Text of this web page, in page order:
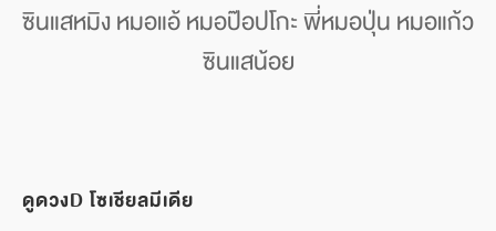
ซินแสหมิง หมอแอ้ หมอป๊อปโกะ พี่หมอปุ่น หมอแก้ว
ซินแสน้อย
ดูดวงD โซเชียลมีเดีย